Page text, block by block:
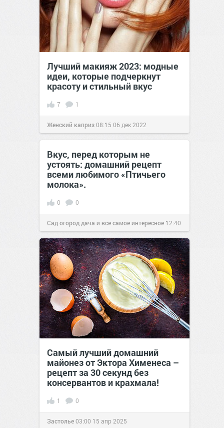
Лучший макияж 2023: модные
идеи, которые подчеркнут
красоту и стильный вкус
7 1
Женский каприз08:15 06 дек 2022
Вкус, перед которым не
устоять: домашний рецепт
всеми любимого «Птичьего
молока».
0 0
Сад огород дача и все самое интересное 12:40
06 дек 2016
Самый лучший домашний
майонез от Эктора Хименеса –
рецепт за 30 секунд без
консервантов и крахмала!
1 0
Застолье03:00 15 апр 2025